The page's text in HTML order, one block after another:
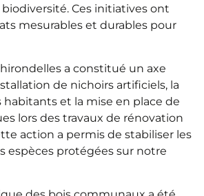
Ces initiatives ont
mesurables et durables pour
a constitué un axe
de nichoirs artificiels, la
habitants et la mise en place de
lors des travaux de rénovation
action a permis de stabiliser les
espèces protégées sur notre